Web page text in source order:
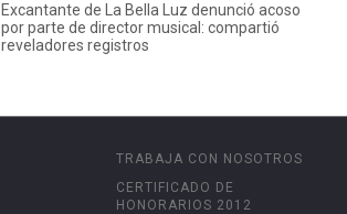
Excantante de La Bella Luz denunció acoso
por parte de director musical: compartió
reveladores registros
TRABAJA CON NOSOTROS
CERTIFICADO DE
HONORARIOS 2012